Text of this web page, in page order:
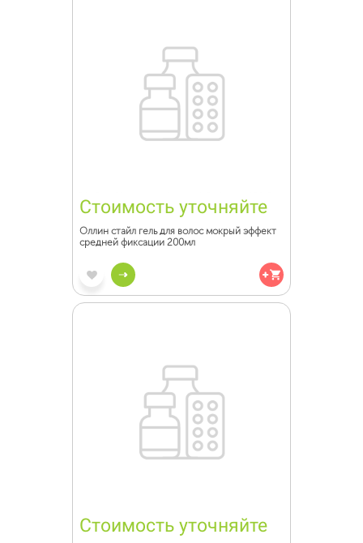
Стоимость уточняйте
Оллин стайл гель для волос мокрый эффект
средней фиксации 200мл
Стоимость уточняйте